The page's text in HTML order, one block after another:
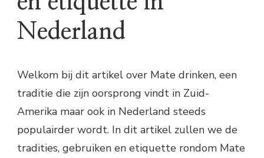
Nederland
Welkom bij dit artikel over Mate drinken, een
traditie die zijn oorsprong vindt in Zuid-
Amerika maar ook in Nederland steeds
populairder wordt. In dit artikel zullen we de
tradities, gebruiken en etiquette rondom Mate